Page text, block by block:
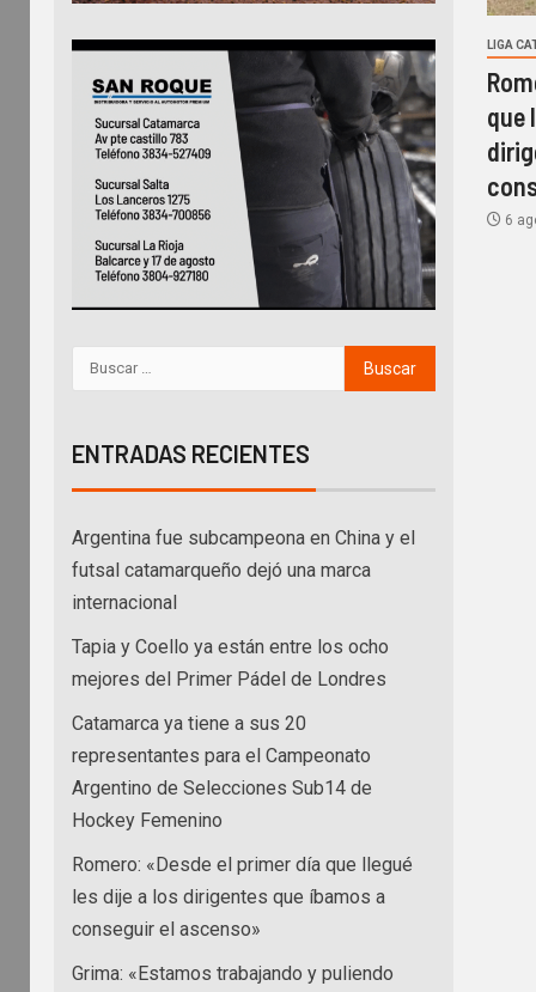
LIGA
que
6
ENTRADAS RECIENTES
Argentina fue subcampeona en China y el
futsal catamarqueño dejó una marca
internacional
Tapia y Coello ya están entre los ocho
mejores del Primer Pádel de Londres
Catamarca ya tiene a sus 20
representantes para el Campeonato
Argentino de Selecciones Sub14 de
Hockey Femenino
Romero: «Desde el primer día que llegué
les dije a los dirigentes que íbamos a
conseguir el ascenso»
Grima: «Estamos trabajando y puliendo